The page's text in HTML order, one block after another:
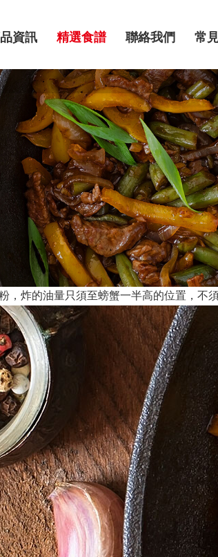
資訊 精選食譜 聯絡我們 常
炸的油量只須至螃蟹一半高的位置，不